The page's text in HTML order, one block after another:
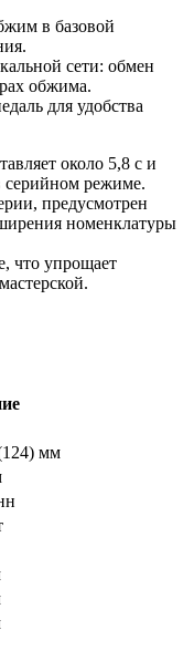
в базовой
сети: обмен
обжима.
для удобства
около 5,8 с и
серийном режиме.
предусмотрен
номенклатуры
что упрощает
мм